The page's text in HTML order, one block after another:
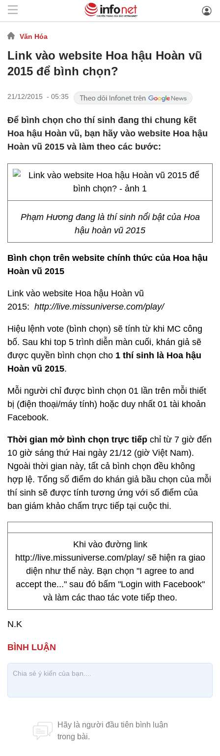
Văn Hóa
Link vào website Hoa hậu Hoàn vũ
2015 để bình chọn?
21/12/2015 - 05:35
Để bình chọn cho thí sinh đang thi chung kết
Hoa hậu Hoàn vũ, bạn hãy vào website Hoa hậu
Hoàn vũ 2015 và làm theo các bước:
Phạm Hương đang là thí sinh nổi bật của Hoa
hậu hoàn vũ 2015
Bình chọn trên website chính thức của Hoa hậu
Hoàn vũ 2015
Link vào website Hoa hậu Hoàn vũ
2015: http://live.missuniverse.com/play/
Hiệu lệnh vote (bình chọn) sẽ tính từ khi MC công
bố. Sau khi top 5 trình diễn màn cuối, khán giả sẽ
được quyền bình chọn cho 1 thí sinh là Hoa hậu
Hoàn vũ 2015.
Mỗi người chỉ được bình chọn 01 lần trên mỗi thiết
bị (điện thoại/máy tính) hoặc duy nhất 01 tài khoản
Facebook.
Thời gian mở bình chọn trực tiếp chỉ từ 7 giờ đến
10 giờ sáng thứ Hai ngày 21/12 (giờ Việt Nam).
Ngoài thời gian này, tất cả bình chọn đều không
hợp lệ. Tổng số điểm do khán giả bầu chọn của mỗi
thí sinh sẽ được tính tương ứng với số điểm của
ban giám khảo chấm trực tiếp tại cuộc thi.
Khi vào đường link
http://live.missuniverse.com/play/ sẽ hiện ra giao
diện như thế này. Bạn chọn "I agree to and
accept the..." sau đó bấm "Login with Facebook"
và làm các thao tác vote tiếp theo.
N.K